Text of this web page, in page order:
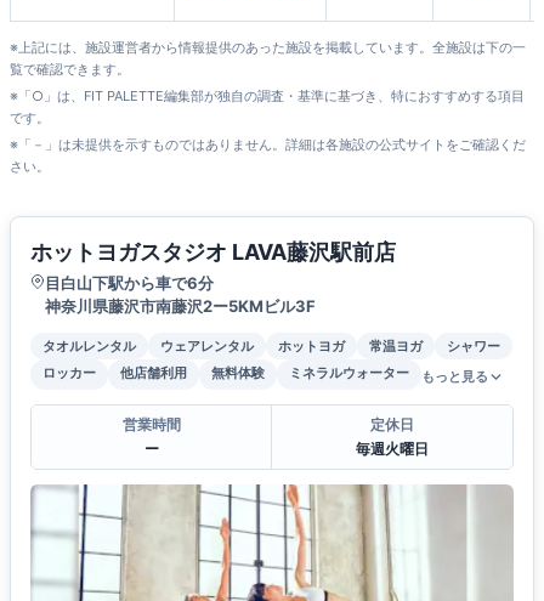
※上記には、施設運営者から情報提供のあった施設を掲載しています。全施設は下の一
覧で確認できます。
※「○」は、FIT PALETTE編集部が独自の調査・基準に基づき、特におすすめする項目
です。
※「－」は未提供を示すものではありません。詳細は各施設の公式サイトをご確認くだ
さい。
ホットヨガスタジオ LAVA藤沢駅前店
目白山下駅から車で6分
神奈川県藤沢市南藤沢2ー5KMビル3F
タオルレンタル ウェアレンタル ホットヨガ 常温ヨガ
シャワー
ロッカー
他店舗利用 無料体験 ミネラルウォーター もっと見る
営業時間
ー
定休日
毎週火曜日